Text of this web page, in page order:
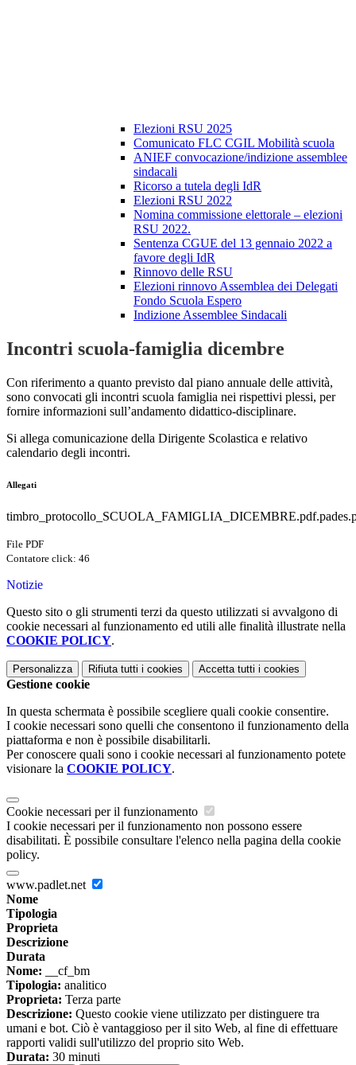
Elezioni RSU 2025
Comunicato FLC CGIL Mobilità scuola
ANIEF convocazione/indizione assemblee
sindacali
Ricorso a tutela degli IdR
Elezioni RSU 2022
Nomina commissione elettorale – elezioni
RSU 2022.
Sentenza CGUE del 13 gennaio 2022 a
favore degli IdR
Rinnovo delle RSU
Elezioni rinnovo Assemblea dei Delegati
Fondo Scuola Espero
Indizione Assemblee Sindacali
Incontri scuola-famiglia dicembre
Con riferimento a quanto previsto dal piano annuale delle attività,
sono convocati gli incontri scuola famiglia nei rispettivi plessi, per
fornire informazioni sull’andamento didattico-disciplinare.
Si allega comunicazione della Dirigente Scolastica e relativo
calendario degli incontri.
Allegati
File PDF
Contatore click: 46
Notizie
Questo sito o gli strumenti terzi da questo utilizzati si avvalgono di
cookie necessari al funzionamento ed utili alle finalità illustrate nella
COOKIE POLICY.
Personalizza Rifiuta tutti i cookies Accetta tutti i cookies
Gestione cookie
In questa schermata è possibile scegliere quali cookie consentire.
I cookie necessari sono quelli che consentono il funzionamento della
piattaforma e non è possibile disabilitarli.
Per conoscere quali sono i cookie necessari al funzionamento potete
visionare la COOKIE POLICY.
Cookie necessari per il funzionamento
I cookie necessari per il funzionamento non possono essere
disabilitati. È possibile consultare l'elenco nella pagina della cookie
policy.
www.padlet.net
Nome
Tipologia
Proprieta
Descrizione
Durata
Nome: __cf_bm
Tipologia: analitico
Proprieta: Terza parte
Descrizione: Questo cookie viene utilizzato per distinguere tra
umani e bot. Ciò è vantaggioso per il sito Web, al fine di effettuare
rapporti validi sull'utilizzo del proprio sito Web.
Durata: 30 minuti